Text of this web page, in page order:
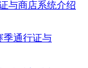
与商店系统介绍